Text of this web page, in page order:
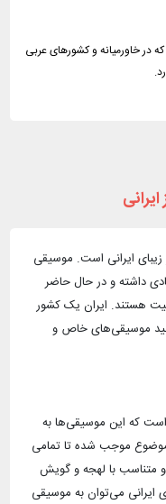
در خاورمیانه و کشورهای عربی
ایرانی است. موسیقی
داشته و در حال حاضر
هستند. ایران یک کشور
موسیقی‌های خاص و
که این موسیقی‌ها به
موجب شده تا تمامی
متناسب با لهجه و گویش
ایرانی می‌توان به موسیقی‌